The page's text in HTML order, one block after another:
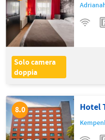
8.0 Hotel
Solo camera
doppia